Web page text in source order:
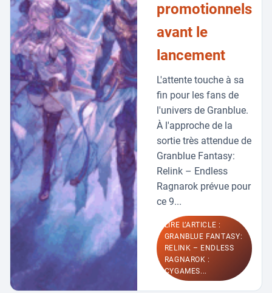
promotionnels
avant le
lancement
L'attente touche à sa
fin pour les fans de
l'univers de Granblue.
À l'approche de la
sortie très attendue de
Granblue Fantasy:
Relink – Endless
Ragnarok prévue pour
ce 9...
LIRE L’ARTICLE :
GRANBLUE FANTASY:
RELINK – ENDLESS
RAGNAROK :
CYGAMES...